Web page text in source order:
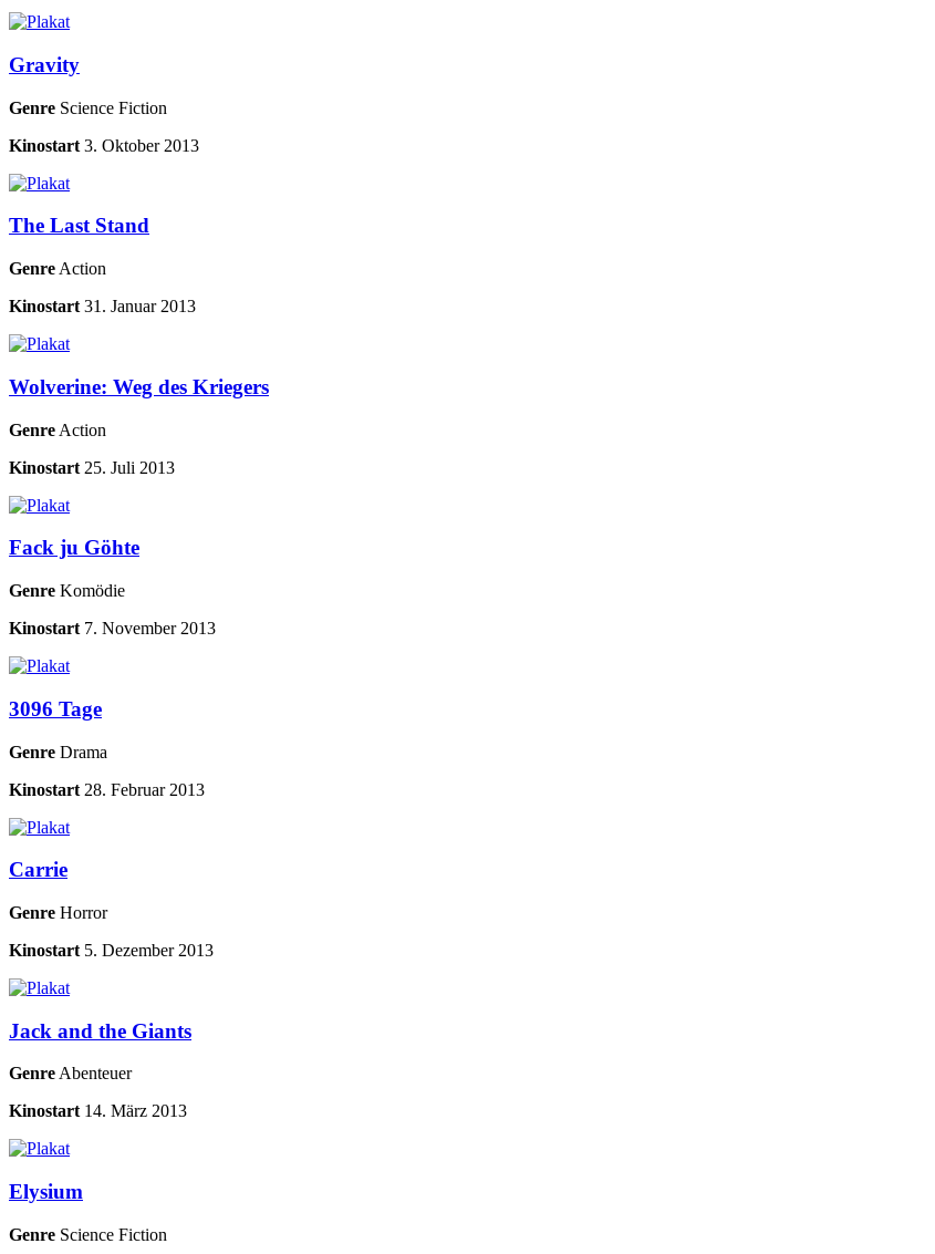
Gravity
Genre Science Fiction
Kinostart 3. Oktober 2013
The Last Stand
Genre Action
Kinostart 31. Januar 2013
Wolverine: Weg des Kriegers
Genre Action
Kinostart 25. Juli 2013
Fack ju Göhte
Genre Komödie
Kinostart 7. November 2013
3096 Tage
Genre Drama
Kinostart 28. Februar 2013
Carrie
Genre Horror
Kinostart 5. Dezember 2013
Jack and the Giants
Genre Abenteuer
Kinostart 14. März 2013
Elysium
Genre Science Fiction